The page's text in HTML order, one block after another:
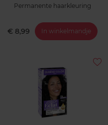
Permanente haarkleuring
€ 8,99 In winkelmandje